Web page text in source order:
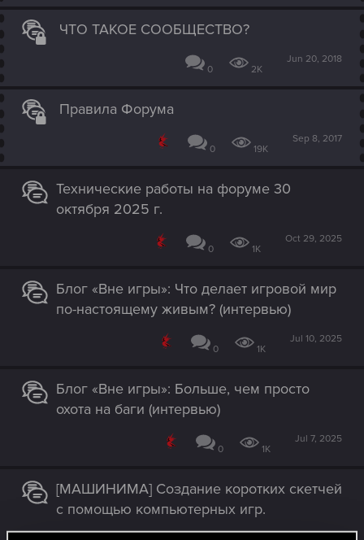
ЧТО ТАКОЕ СООБЩЕСТВО?
0 2K
Jun 20, 2018
Правила Форума
0 19K
Sep 8, 2017
Технические работы на форуме 30
октября 2025 г.
0 1K
Oct 29, 2025
Блог «Вне игры»: Что делает игровой мир
по-настоящему живым? (интервью)
0 1K
Jul 10, 2025
Блог «Вне игры»: Больше, чем просто
охота на баги (интервью)
0 1K
Jul 7, 2025
[МАШИНИМА] Создание коротких скетчей
с помощью компьютерных игр.